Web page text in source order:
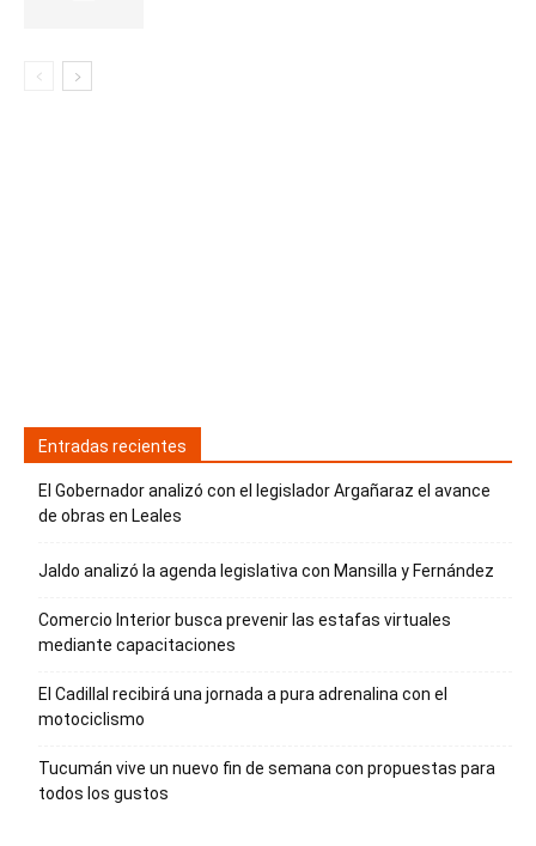
Entradas recientes
El Gobernador analizó con el legislador Argañaraz el avance
de obras en Leales
Jaldo analizó la agenda legislativa con Mansilla y Fernández
Comercio Interior busca prevenir las estafas virtuales
mediante capacitaciones
El Cadillal recibirá una jornada a pura adrenalina con el
motociclismo
Tucumán vive un nuevo fin de semana con propuestas para
todos los gustos